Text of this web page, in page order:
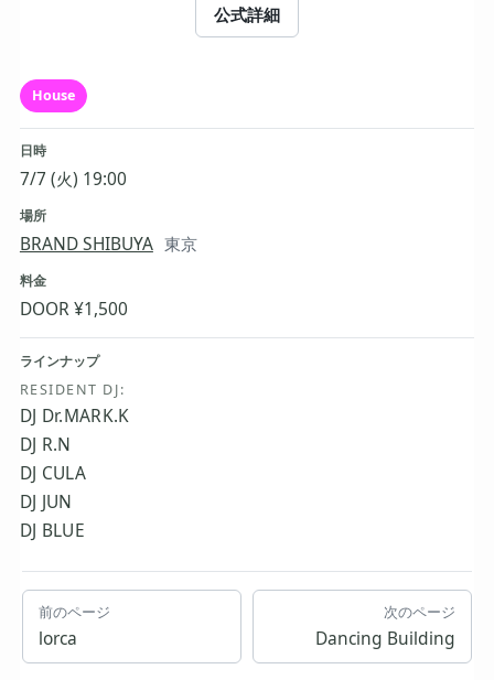
公式詳細
House
日時
7/7 (火) 19:00
場所
BRAND SHIBUYA 東京
料金
DOOR ¥1,500
ラインナップ
RESIDENT DJ:
DJ Dr.MARK.K
DJ R.N
DJ CULA
DJ JUN
DJ BLUE
前のページ
lorca
次のページ
Dancing Building